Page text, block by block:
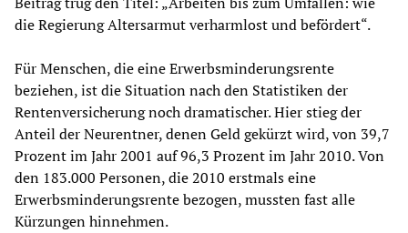
die Regierung Altersarmut verharmlost und befördert“.
Für Menschen, die eine Erwerbsminderungsrente
beziehen, ist die Situation nach den Statistiken der
Rentenversicherung noch dramatischer. Hier stieg der
Anteil der Neurentner, denen Geld gekürzt wird, von 39,7
Prozent im Jahr 2001 auf 96,3 Prozent im Jahr 2010. Von
den 183.000 Personen, die 2010 erstmals eine
Erwerbsminderungsrente bezogen, mussten fast alle
Kürzungen hinnehmen.